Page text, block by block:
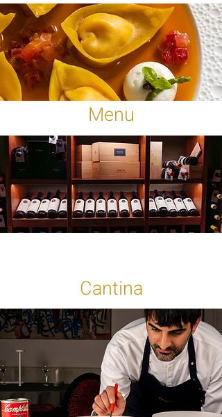
Menu
Cantina